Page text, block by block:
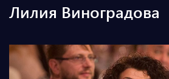
Лилия Виноградова